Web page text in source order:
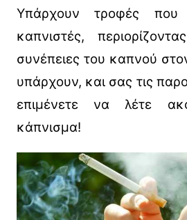
Υπάρχουν τροφές
καπνιστές,
συνέπειες του καπνού
υπάρχουν, και σας τις
επιμένετε να λέτε
κάπνισμα!